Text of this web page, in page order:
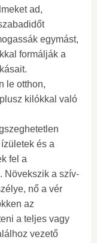
ad,
egymást,
formálják a
le otthon,
kilókkal való
és a
fel a
Növekszik a szív-
nő a vér
az
a teljes vagy
vezető